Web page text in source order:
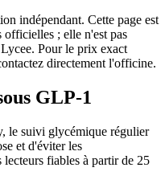
indépendant. Cette page est
officielles ; elle n'est pas
Pour le prix exact
directement l'officine.
GLP-1
le suivi glycémique régulier
et d'éviter les
fiables à partir de 25